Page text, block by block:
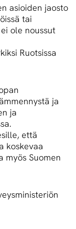
asioiden jaosto
tai
ole noussut
Ruotsissa
ja
ja
että
koskevaa
myös Suomen